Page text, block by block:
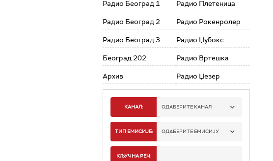
Радио Београд 1
Радио Београд 2
Радио Београд 3
Београд 202
Архив
Радио Плетеница
Радио Рокенролер
Радио Џубокс
Радио Вртешка
Радио Џезер
КАНАЛ: ОДАБЕРИТЕ КАНАЛ
РАДИО БЕОГРАД 1
ТИП ЕМИСИЈЕ: ОДАБЕРИТЕ ЕМИСИЈУ
КЉУЧНА РЕЧ: